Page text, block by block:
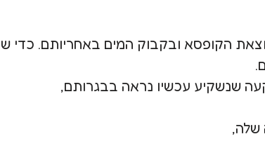
הקופסא ובקבוק המים באחריותם. כדי
שנשקיע עכשיו נראה בבגרותם,
שלה,